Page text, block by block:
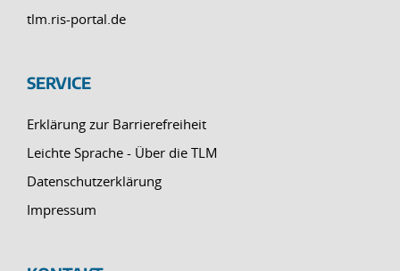
tlm.ris-portal.de
SERVICE
Erklärung zur Barrierefreiheit
Leichte Sprache - Über die TLM
Datenschutzerklärung
Impressum